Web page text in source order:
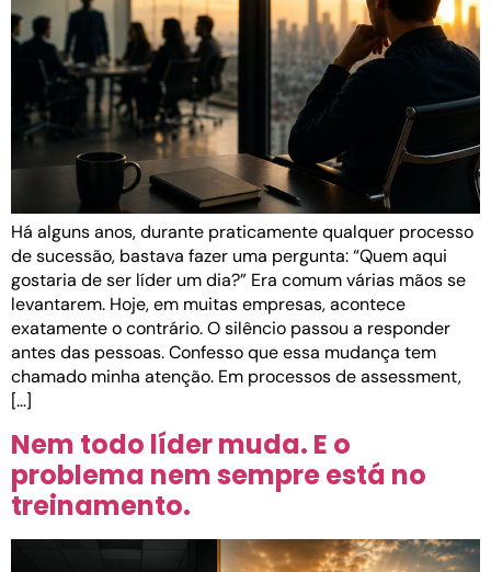
Há alguns anos, durante praticamente qualquer processo
de sucessão, bastava fazer uma pergunta: “Quem aqui
gostaria de ser líder um dia?” Era comum várias mãos se
levantarem. Hoje, em muitas empresas, acontece
exatamente o contrário. O silêncio passou a responder
antes das pessoas. Confesso que essa mudança tem
chamado minha atenção. Em processos de assessment,
[…]
Nem todo líder muda. E o
problema nem sempre está no
treinamento.